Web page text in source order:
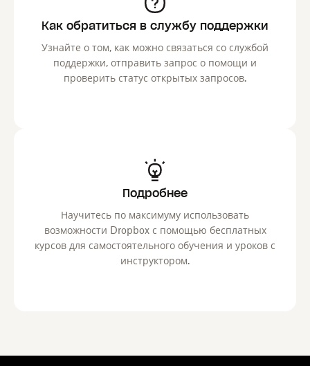
Как обратиться в службу поддержки
Узнайте о том, как можно связаться со службой
поддержки, отправить запрос о помощи и
проверить статус открытых запросов.
Подробнее
Научитесь по максимуму использовать
возможности Dropbox с помощью бесплатных
курсов для самостоятельного обучения и уроков с
инструктором.